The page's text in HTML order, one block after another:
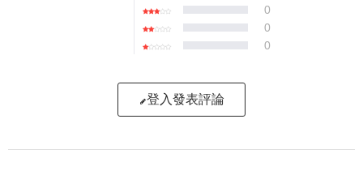
0
0
0
登入發表評論